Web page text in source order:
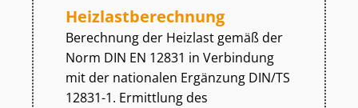
Heiz­last­be­rech­nung
Berechnung der Heizlast gemäß der
Norm DIN EN 12831 in Verbindung
mit der nationalen Ergänzung DIN/TS
12831-1. Ermittlung des